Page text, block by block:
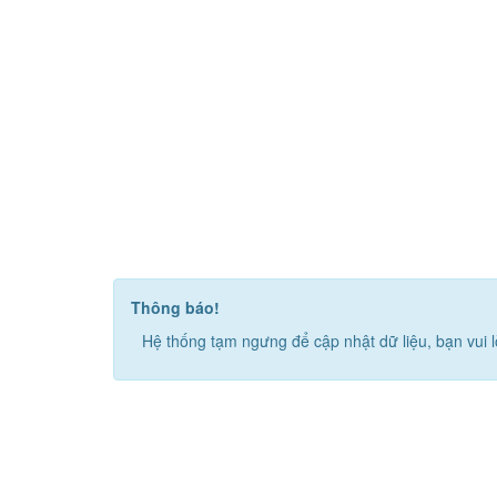
Thông báo!
Hệ thống tạm ngưng để cập nhật dữ liệu, bạn vui